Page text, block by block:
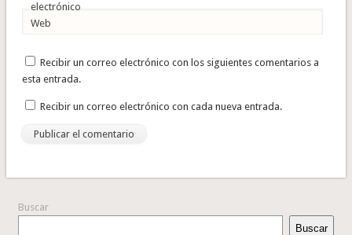
electrónico
Web
Recibir un correo electrónico con los siguientes comentarios a
esta entrada.
Recibir un correo electrónico con cada nueva entrada.
Buscar
Buscar